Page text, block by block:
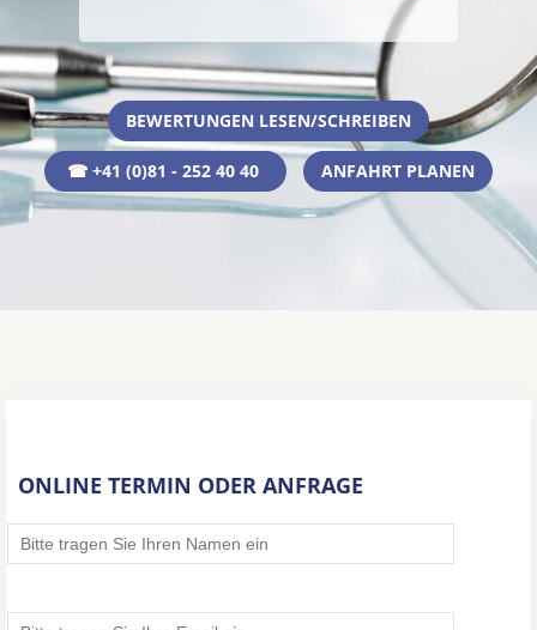
BEWERTUNGEN LESEN/SCHREIBEN
☎ +41 (0)81 - 252 40 40 ANFAHRT PLANEN
ONLINE TERMIN ODER ANFRAGE